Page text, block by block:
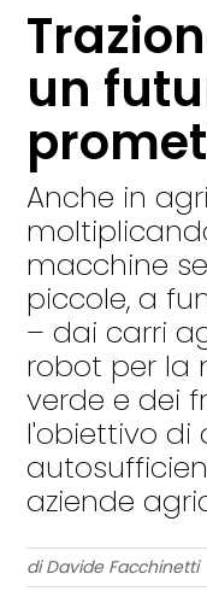
un
Anche in
macchine
piccole, a
– dai carri
robot per la
verde e dei
l'obiettivo di
aziende
di Davide Facchinetti